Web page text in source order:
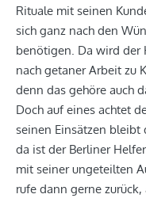
Rituale mit seinen
sich ganz nach den
benötigen. Da wird der
nach getaner Arbeit zu
denn das gehöre auch
Doch auf eines achtet
seinen Einsätzen bleibt
da ist der Berliner
mit seiner ungeteilten
rufe dann gerne